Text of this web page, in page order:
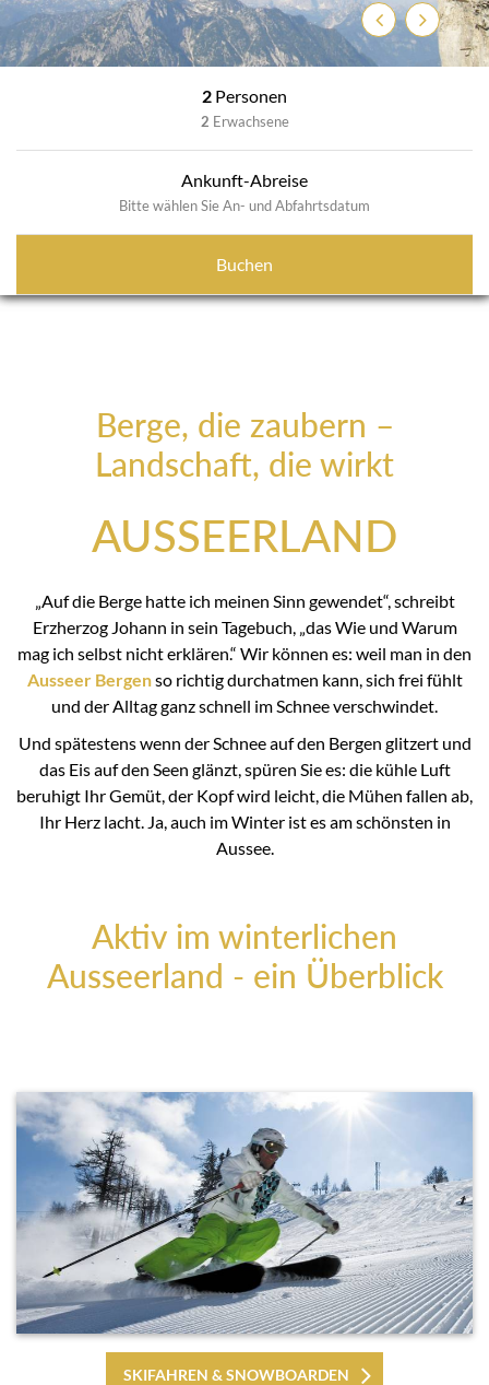
ZurückWeiter
2 Personen
2 Erwachsene
Ankunft-Abreise
Bitte wählen Sie An- und Abfahrtsdatum
Buchen
Berge, die zaubern –
Landschaft, die wirkt
AUSSEERLAND
„Auf die Berge hatte ich meinen Sinn gewendet“, schreibt
Erzherzog Johann in sein Tagebuch, „das Wie und Warum
mag ich selbst nicht erklären.“ Wir können es: weil man in den
Ausseer Bergenso richtig durchatmen kann, sich frei fühlt
und der Alltag ganz schnell im Schnee verschwindet.
Und spätestens wenn der Schnee auf den Bergen glitzert und
das Eis auf den Seen glänzt, spüren Sie es: die kühle Luft
beruhigt Ihr Gemüt, der Kopf wird leicht, die Mühen fallen ab,
Ihr Herz lacht. Ja, auch im Winter ist es am schönsten in
Aussee.
Aktiv im winterlichen
Ausseerland - ein Überblick
SKIFAHREN & SNOWBOARDEN